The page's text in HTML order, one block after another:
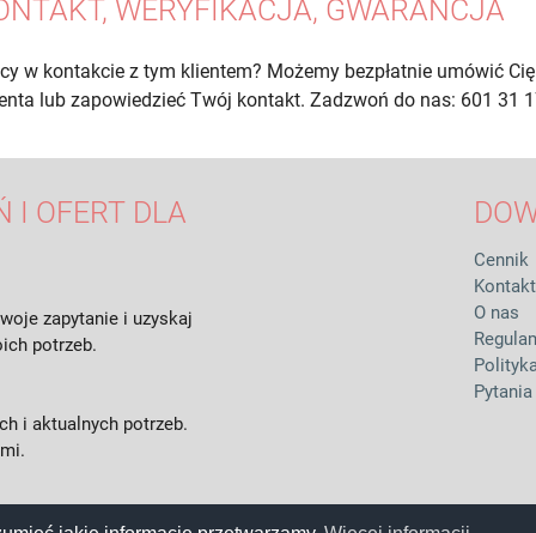
WERYFIKACJA, GWARANCJA
w kontakcie z tym klientem? Możemy bezpłatnie umówić
lub zapowiedzieć Twój kontakt. Zadzwoń do nas: 601 31
I OFERT DLA
zapytanie i uzyskaj
potrzeb.
i aktualnych potrzeb.
Cennik
Kontakt
O nas